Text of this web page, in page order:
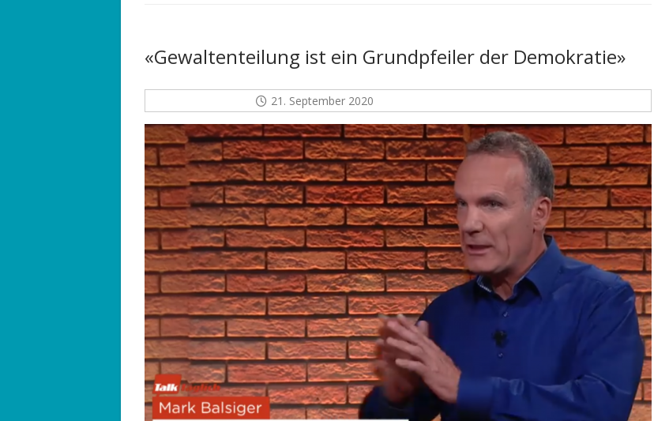
«Gewaltenteilung ist ein Grundpfeiler der Demokratie»
21. September 2020